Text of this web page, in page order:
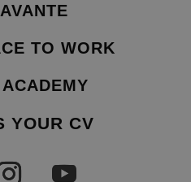
TO WORK
YOUR CV